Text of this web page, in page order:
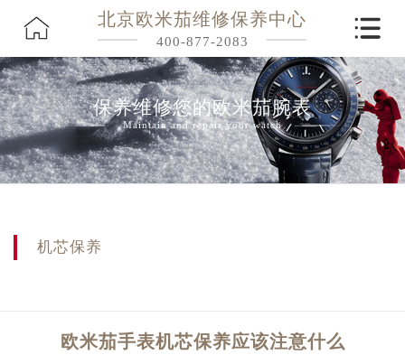
北京欧米茄维修保养中心
400-877-2083
保养维修您的欧米茄腕表
Maintain and repair your watch
机芯保养
欧米茄手表机芯保养应该注意什么